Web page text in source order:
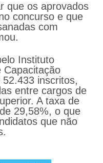
que os aprovados
concurso e que
com
Instituto
Capacitação
inscritos,
entre cargos de
A taxa de
29,58%, o que
que não